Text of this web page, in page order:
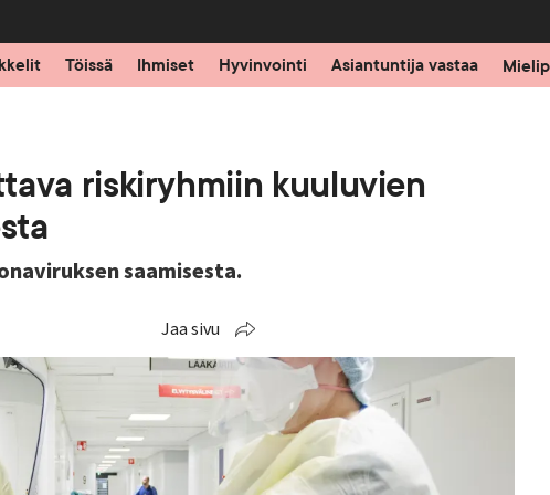
Töissä Ihmiset Hyvinvointi Asiantuntija vastaa
riskiryhmiin kuuluvien
saamisesta.
Jaa sivu